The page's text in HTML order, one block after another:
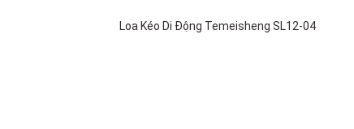
Loa Kéo Di Động Temeisheng SL12-04